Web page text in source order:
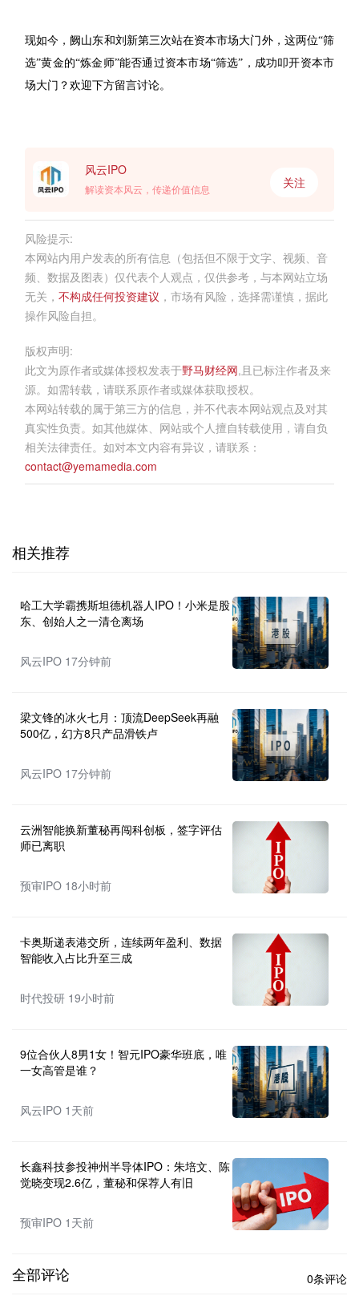
现如今，阙山东和刘新第三次站在资本市场大门外，这两位“筛
选”黄金的“炼金师”能否通过资本市场“筛选”，成功叩开资本市
场大门？欢迎下方留言讨论。
风云IPO
解读资本风云，传递价值信息 关注
风险提示:
本网站内用户发表的所有信息（包括但不限于文字、视频、音
频、数据及图表）仅代表个人观点，仅供参考，与本网站立场
无关， 不构成任何投资建议 ，市场有风险，选择需谨慎，据此
操作风险自担。
版权声明:
此文为原作者或媒体授权发表于野马财经网,且已标注作者及来
源。如需转载，请联系原作者或媒体获取授权。
本网站转载的属于第三方的信息，并不代表本网站观点及对其
真实性负责。如其他媒体、网站或个人擅自转载使用，请自负
相关法律责任。如对本文内容有异议，请联系：
contact@yemamedia.com
相关推荐
哈工大学霸携斯坦德机器人IPO！小米是股
东、创始人之一清仓离场
风云IPO 17分钟前
梁文锋的冰火七月：顶流DeepSeek再融
500亿，幻方8只产品滑铁卢
风云IPO 17分钟前
云洲智能换新董秘再闯科创板，签字评估
师已离职
预审IPO 18小时前
卡奥斯递表港交所，连续两年盈利、数据
智能收入占比升至三成
时代投研 19小时前
9位合伙人8男1女！智元IPO豪华班底，唯
一女高管是谁？
风云IPO 1天前
长鑫科技参投神州半导体IPO：朱培文、陈
觉晓变现2.6亿，董秘和保荐人有旧
预审IPO 1天前
全部评论 0条评论